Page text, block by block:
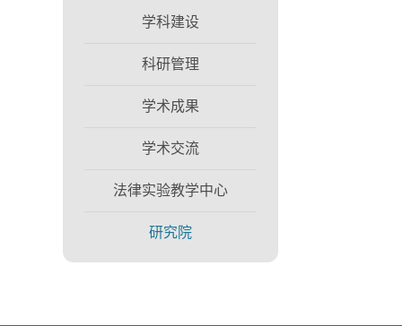
学科建设
科研管理
学术成果
学术交流
法律实验教学中心
研究院